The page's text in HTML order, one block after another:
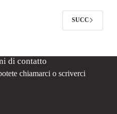
SUCC
di contatto
chiamarci o scriverci